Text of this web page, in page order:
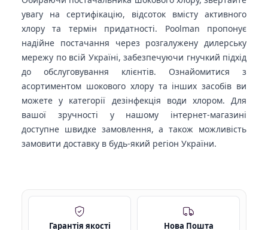
увагу на сертифікацію, відсоток вмісту активного
хлору та термін придатності. Poolman пропонує
надійне постачання через розгалужену дилерську
мережу по всій Україні, забезпечуючи гнучкий підхід
до обслуговування клієнтів. Ознайомитися з
асортиментом шокового хлору та інших засобів ви
можете у категорії дезінфекція води хлором. Для
вашої зручності у нашому інтернет-магазині
доступне швидке замовлення, а також можливість
замовити доставку в будь-який регіон України.
Гарантія якості Нова Пошта